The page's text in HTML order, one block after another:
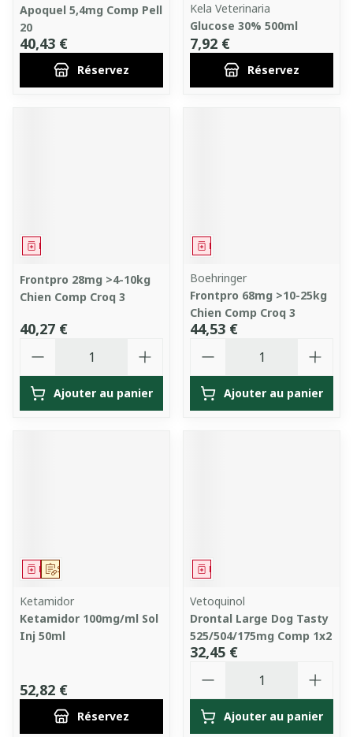
Apoquel 5,4mg Comp Pell
20
40,43 €
Réservez
Kela Veterinaria
Glucose 30% 500ml
7,92 €
Réservez
Médicament
Frontpro 28mg >4-10kg
Chien Comp Croq 3
40,27 €
Ajouter au panier
Médicament
Boehringer
Frontpro 68mg >10-25kg
Chien Comp Croq 3
44,53 €
Ajouter au panier
Sur prescription
Médicament
Ketamidor
Ketamidor 100mg/ml Sol
Inj 50ml
52,82 €
Réservez
Médicament
Vetoquinol
Drontal Large Dog Tasty
525/504/175mg Comp 1x2
32,45 €
Ajouter au panier